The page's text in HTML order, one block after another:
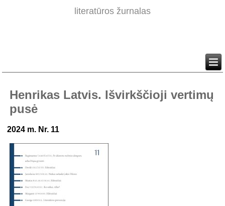
literatūros žurnalas
Henrikas Latvis. Išvirkščioji vertimų
pusė
2024 m. Nr. 11